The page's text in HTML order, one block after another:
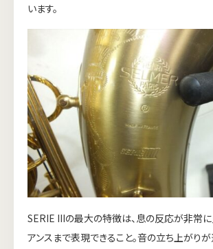
います。
SERIE IIIの最大の特徴は、息の反応が非常に
アンスまで表現できること。音の立ち上がりが